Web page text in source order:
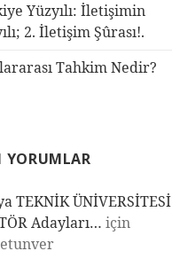
Yüzyılı: İletişimin
2. İletişim Şûrası!.
Tahkim Nedir?
YORUMLAR
TEKNİK ÜNİVERSİTESİ
Adayları… için